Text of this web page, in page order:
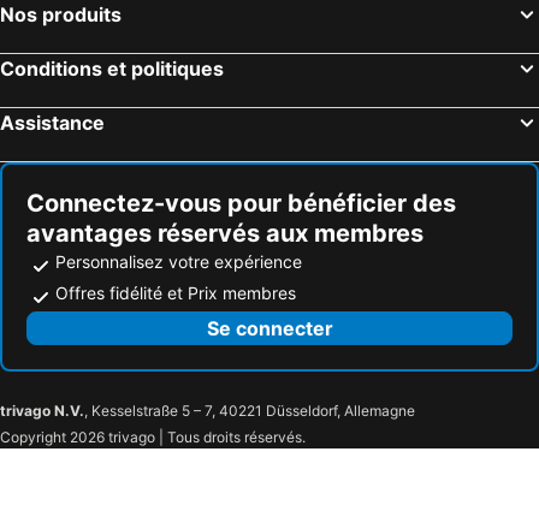
Nos produits
Conditions et politiques
Assistance
Connectez-vous pour bénéficier des
avantages réservés aux membres
Personnalisez votre expérience
Offres fidélité et Prix membres
Se connecter
trivago N.V., Kesselstraße 5 – 7, 40221 Düsseldorf, Allemagne
Copyright 2026 trivago | Tous droits réservés.